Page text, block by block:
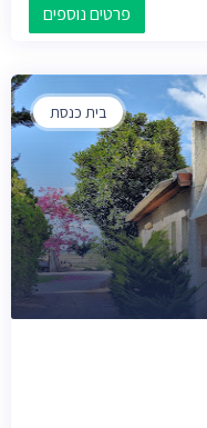
פרטים נוספים
בית כנסת